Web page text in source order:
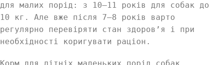
для малих порід: з 10–11 років для собак до
10 кг. Але вже після 7–8 років варто
регулярно перевіряти стан здоров’я і при
необхідності коригувати раціон.